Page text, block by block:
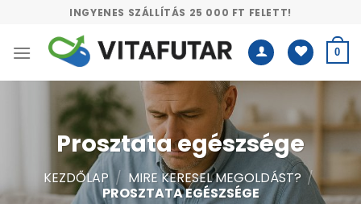
content
INGYENES SZÁLLÍTÁS 25 000 FT FELETT!
0
Prosztata egészsége
KEZDŐLAP / MIRE KERESEL MEGOLDÁST? /
PROSZTATA EGÉSZSÉGE